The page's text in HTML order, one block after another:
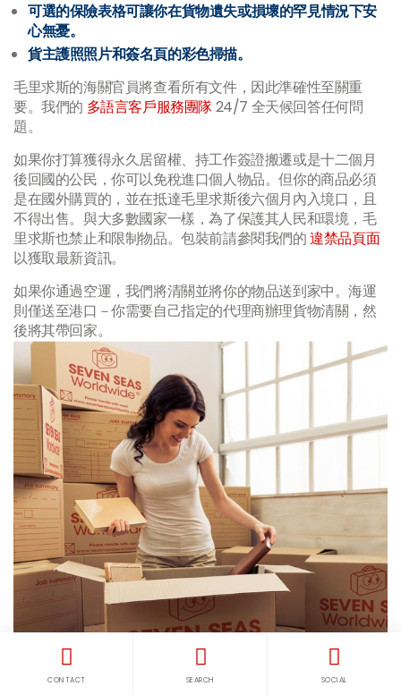
可選的保險表格可讓你在貨物遺失或損壞的罕見情況下安
心無憂。
貨主護照照片和簽名頁的彩色掃描。
毛里求斯的海關官員將查看所有文件，因此準確性至關重
要。我們的 多語言客戶服務團隊24/7 全天候回答任何問
題。
如果你打算獲得永久居留權、持工作簽證搬遷或是十二個月
後回國的公民，你可以免稅進口個人物品。但你的商品必須
是在國外購買的，並在抵達毛里求斯後六個月內入境口，且
不得出售。與大多數國家一樣，為了保護其人民和環境，毛
里求斯也禁止和限制物品。包裝前請參閱我們的違禁品頁面
以獲取最新資訊。
如果你通過空運，我們將清關並將你的物品送到家中。海運
則僅送至港口－你需要自己指定的代理商辦理貨物清關，然
後將其帶回家。
CONTACT SEARCH SOCIAL